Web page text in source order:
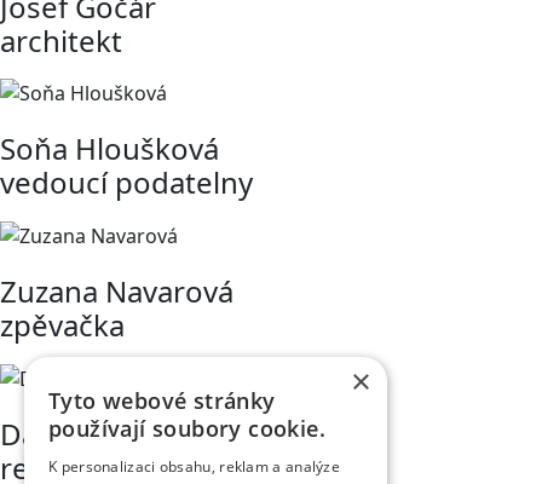
architekt
Soňa Hloušková
vedoucí podatelny
Zuzana Navarová
zpěvačka
David Klazar
referent obchodního
×
Tyto webové stránky
používají soubory cookie.
K personalizaci obsahu, reklam a analýze